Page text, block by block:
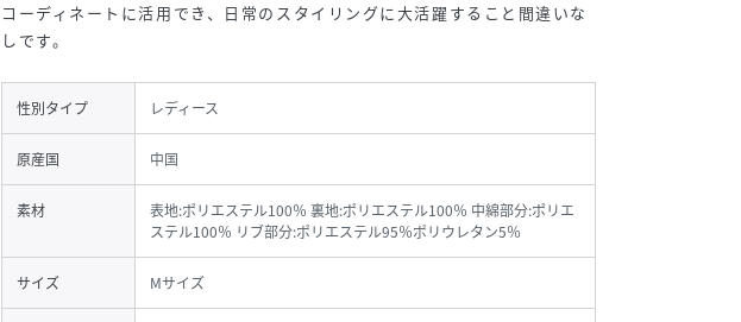
コーディネートに活用でき、日常のスタイリングに大活躍すること間違いな
しです。
性別タイプ レディース
原産国 中国
素材
表地:ポリエステル100％ 裏地:ポリエステル100％ 中綿部分:ポリエ
ステル100％ リブ部分:ポリエステル95％ポリウレタン5％
サイズ Mサイズ